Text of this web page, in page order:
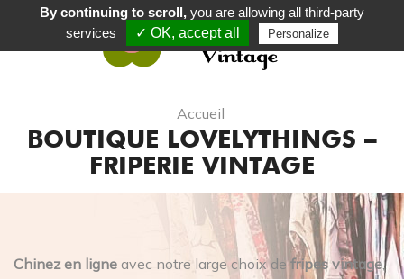
Accueil
BOUTIQUE LOVELYTHINGS –
FRIPERIE VINTAGE
Chinez en ligne avec notre large choix defripes vintage,
By continuing to scroll,you are allowing all third-party
services
✓ OK, accept all Personalize